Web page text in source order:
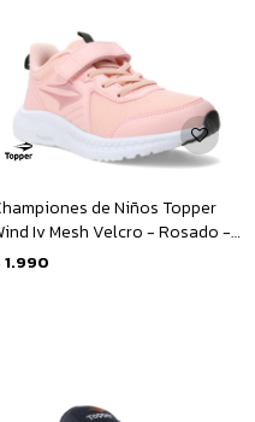
de Niños Topper
Iv Mesh Velcro - Rosado -
1.990